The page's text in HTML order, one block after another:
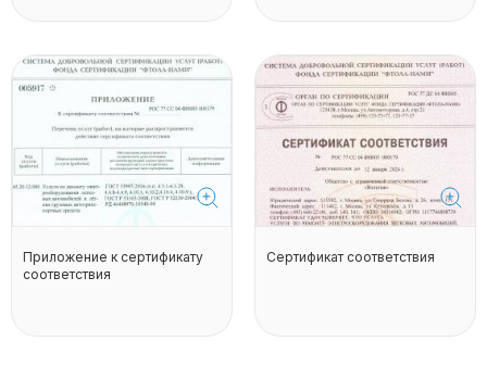
Приложение к сертификату
соответствия
Сертификат соответствия